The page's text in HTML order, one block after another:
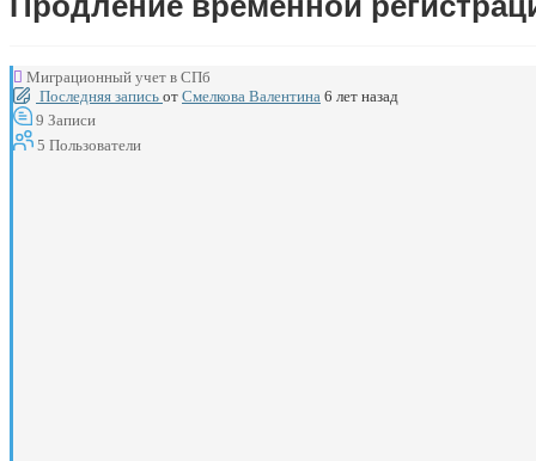
Миграционный учет в СПб
Последняя запись от Смелкова Валентина 6 лет назад
9 Записи
5 Пользователи